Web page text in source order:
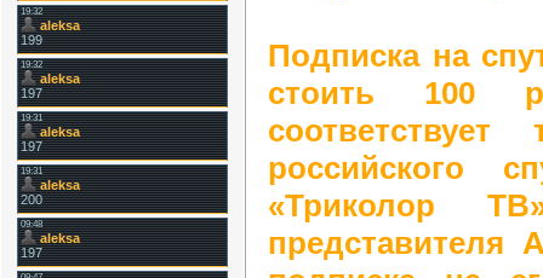
Подписка на
стоить 100
российского
«Триколор
представителя